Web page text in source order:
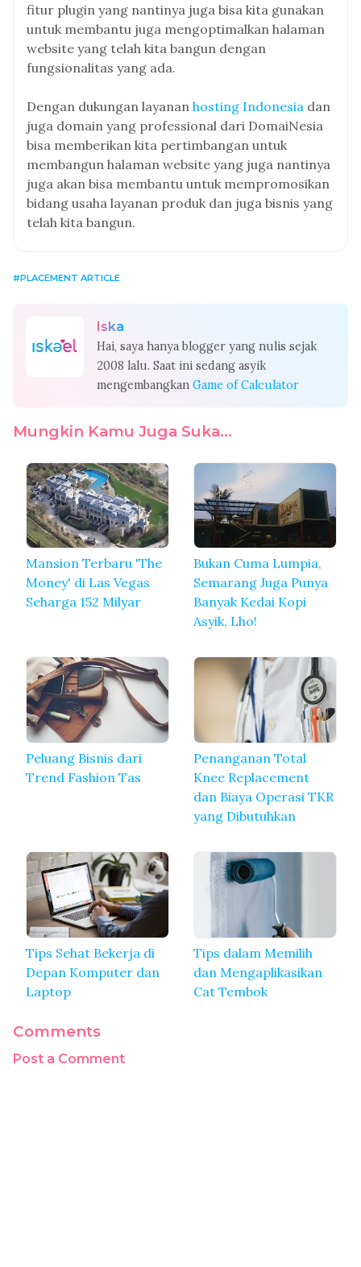
fitur plugin yang nantinya juga bisa kita gunakan
untuk membantu juga mengoptimalkan halaman
website yang telah kita bangun dengan
fungsionalitas yang ada.
Dengan dukungan layanan hosting Indonesia dan
juga domain yang professional dari DomaiNesia
bisa memberikan kita pertimbangan untuk
membangun halaman website yang juga nantinya
juga akan bisa membantu untuk mempromosikan
bidang usaha layanan produk dan juga bisnis yang
telah kita bangun.
PLACEMENT ARTICLE
Iska
Hai, saya hanya blogger yang nulis sejak
2008 lalu. Saat ini sedang asyik
mengembangkan Game of Calculator
Mungkin Kamu Juga Suka...
Mansion Terbaru 'The
Money' di Las Vegas
Seharga 152 Milyar
Bukan Cuma Lumpia,
Semarang Juga Punya
Banyak Kedai Kopi
Asyik, Lho!
Peluang Bisnis dari
Trend Fashion Tas
Penanganan Total
Knee Replacement
dan Biaya Operasi TKR
yang Dibutuhkan
Tips Sehat Bekerja di
Depan Komputer dan
Laptop
Tips dalam Memilih
dan Mengaplikasikan
Cat Tembok
Comments
Post a Comment